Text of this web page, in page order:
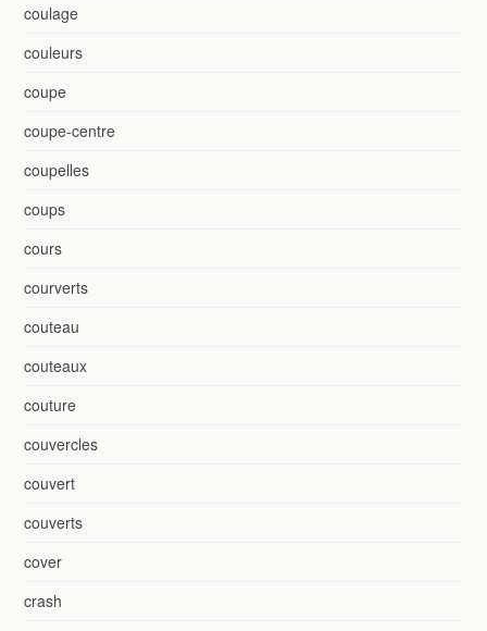
coulage
couleurs
coupe
coupe-centre
coupelles
coups
cours
courverts
couteau
couteaux
couture
couvercles
couvert
couverts
cover
crash